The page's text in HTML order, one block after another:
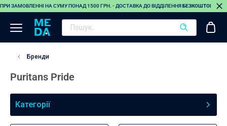
ПРИ ЗАМОВЛЕННІ НА СУМУ ПОНАД 1500 ГРН. - ДОСТАВКА ДО ВІДДІЛЕННЯБЕЗКОШТОВНА
Бренди
Puritans Pride
Категорії